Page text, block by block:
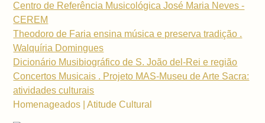
Centro de Referência Musicológica José Maria Neves -
CEREM
Theodoro de Faria ensina música e preserva tradição .
Walquíria Domingues
Dicionário Musibiográfico de S. João del-Rei e região
Concertos Musicais . Projeto MAS-Museu de Arte Sacra:
atividades culturais
Homenageados | Atitude Cultural